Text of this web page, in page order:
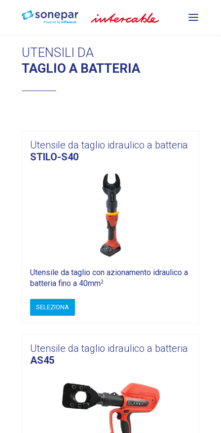
PREUTENSILI PER LA
COMPRESSIONE
UTENSILI DA TAGLIO
UTENSILI DA
TAGLIO A BATTERIA
Utensile da taglio idraulico a batteria
STILO-S40
Utensile da taglio con azionamento idraulico a
batteria fino a 40mm2
SELEZIONA
Utensile da taglio idraulico a batteria
AS45